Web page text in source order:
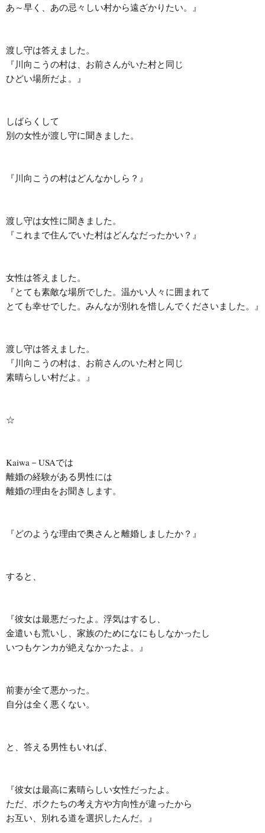
あ～早く、あの忌々しい村から遠ざかりたい。』
渡し守は答えました。
『川向こうの村は、お前さんがいた村と同じ
ひどい場所だよ。』
しばらくして
別の女性が渡し守に聞きました。
『川向こうの村はどんなかしら？』
渡し守は女性に聞きました。
『これまで住んでいた村はどんなだったかい？』
女性は答えました。
『とても素敵な場所でした。温かい人々に囲まれて
とても幸せでした。みんなが別れを惜しんでくださいました。』
渡し守は答えました。
『川向こうの村は、お前さんのいた村と同じ
素晴らしい村だよ。』
☆
Kaiwa－USAでは
離婚の経験がある男性には
離婚の理由をお聞きします。
『どのような理由で奥さんと離婚しましたか？』
すると、
『彼女は最悪だったよ。浮気はするし、
金遣いも荒いし、家族のためになにもしなかったし
いつもケンカが絶えなかったよ。』
前妻が全て悪かった。
自分は全く悪くない。
と、答える男性もいれば、
『彼女は最高に素晴らしい女性だったよ。
ただ、ボクたちの考え方や方向性が違ったから
お互い、別れる道を選択したんだ。』